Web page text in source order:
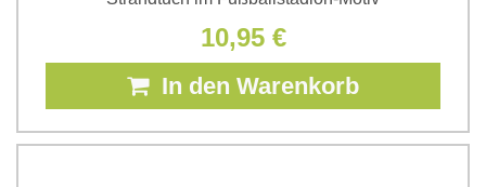
10,95 €
In den Warenkorb